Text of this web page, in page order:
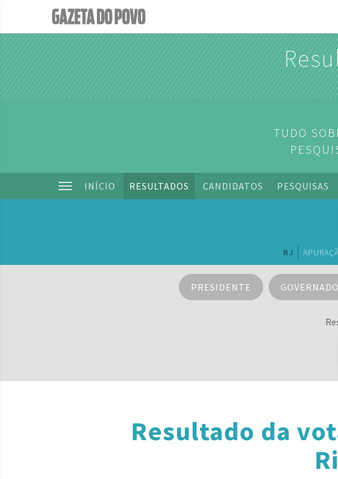
TUDO
INÍCIO RESULTADOS CANDIDATOS PESQUISAS
RJ
PRESIDENTE
Resultado da